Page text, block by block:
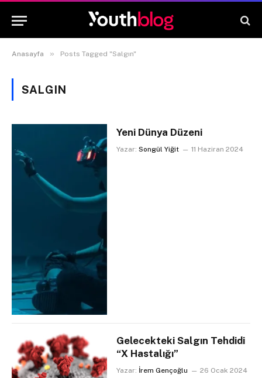
Anasayfa » Posts Tagged "Salgın"
SALGIN
Yeni Dünya Düzeni
Yazar: Songül Yiğit 11 Haziran 2024
Gelecekteki Salgın Tehdidi
“X Hastalığı”
Yazar: İrem Gençoğlu 26 Ocak 2024